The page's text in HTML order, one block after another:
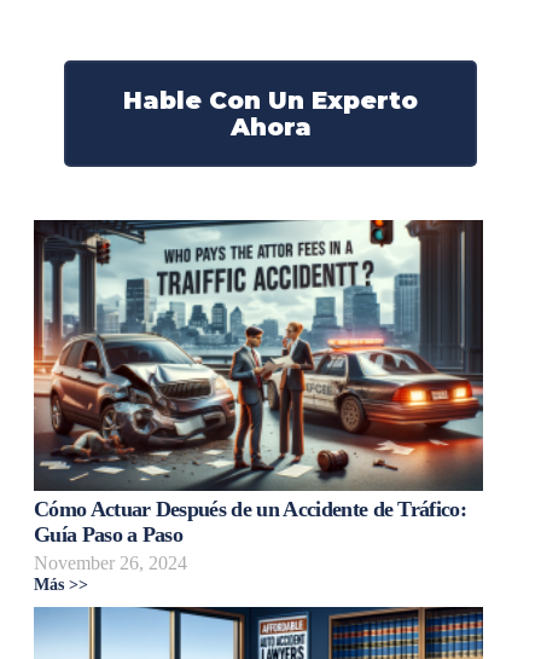
Hable Con Un Experto
Ahora
Cómo Actuar Después de un Accidente de Tráfico:
Guía Paso a Paso
November 26, 2024
Más >>